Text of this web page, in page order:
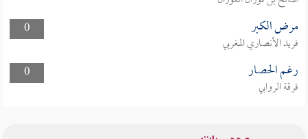
0
مرض الكبر
فريد الأنصاري المغربي
0
رغم الحصار
فرقة الروابي